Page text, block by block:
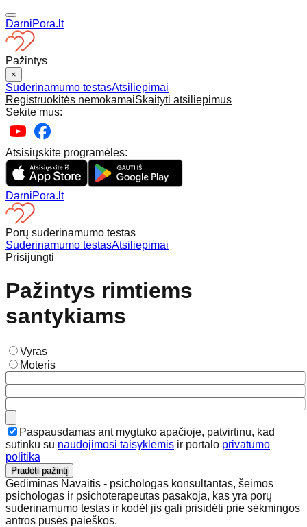
DarniPora.lt
Pažintys
×
Suderinamumo testasAtsiliepimai
Registruokitės nemokamaiSkaityti atsiliepimus
Sekite mus:
Atsisiųskite programėles:
DarniPora.lt
Porų suderinamumo testas
Suderinamumo testasAtsiliepimai
Prisijungti
Pažintys rimtiems
santykiams
Vyras
Moteris
Paspausdamas ant mygtuko apačioje, patvirtinu, kad
sutinku su naudojimosi taisyklėmis ir portalo privatumo
politika
Pradėti pažintį
Gediminas Navaitis - psichologas konsultantas, šeimos
psichologas ir psichoterapeutas pasakoja, kas yra porų
suderinamumo testas ir kodėl jis gali prisidėti prie sėkmingos
antros pusės paieškos.